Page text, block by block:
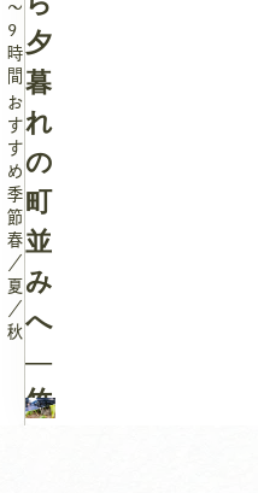
～
9
時
間
お
す
す
め
季
節：
春
／
夏
／
秋
夕
暮
れ
の
町
並
み
へ
―
竹